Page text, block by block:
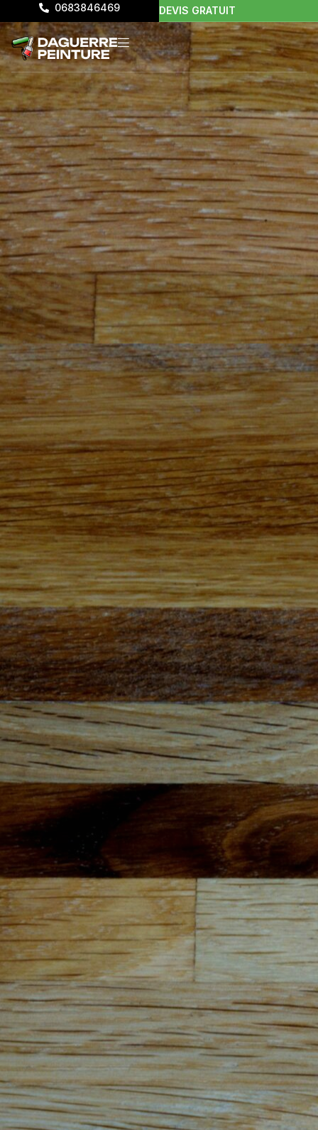
0683846469 DEVIS GRATUIT